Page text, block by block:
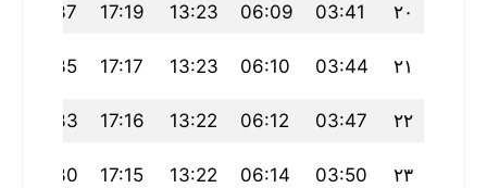
٢٠ 03:41
06:09
13:23
17:19
20:37
٢١ 03:44
06:10
13:23
17:17
20:35
٢٢ 03:47
06:12
13:22
17:16
20:33
٢٣ 03:50
06:14
13:22
17:15
20:30